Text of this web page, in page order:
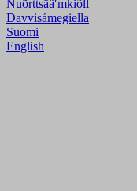
Nuõrttsääʹmǩiõll
Davvisámegiella
Suomi
English